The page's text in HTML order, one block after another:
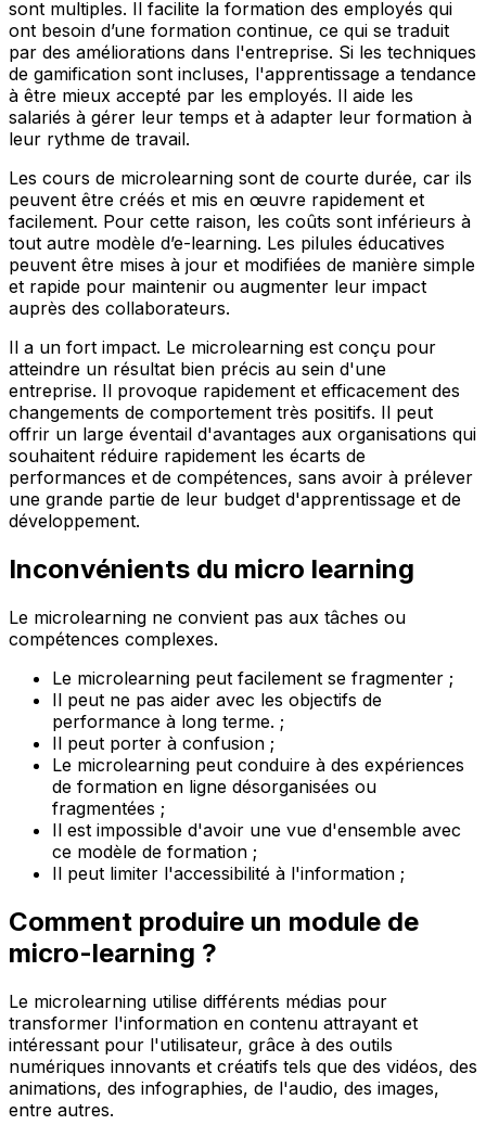
sont multiples. Il facilite la formation des employés qui
ont besoin d’une formation continue, ce qui se traduit
par des améliorations dans l'entreprise. Si les techniques
de gamification sont incluses, l'apprentissage a tendance
à être mieux accepté par les employés. Il aide les
salariés à gérer leur temps et à adapter leur formation à
leur rythme de travail.
Les cours de microlearning sont de courte durée, car ils
peuvent être créés et mis en œuvre rapidement et
facilement. Pour cette raison, les coûts sont inférieurs à
tout autre modèle d’e-learning. Les pilules éducatives
peuvent être mises à jour et modifiées de manière simple
et rapide pour maintenir ou augmenter leur impact
auprès des collaborateurs.
Il a un fort impact. Le microlearning est conçu pour
atteindre un résultat bien précis au sein d'une
entreprise. Il provoque rapidement et efficacement des
changements de comportement très positifs. Il peut
offrir un large éventail d'avantages aux organisations qui
souhaitent réduire rapidement les écarts de
performances et de compétences, sans avoir à prélever
une grande partie de leur budget d'apprentissage et de
développement.
Inconvénients du micro learning
Le microlearning ne convient pas aux tâches ou
compétences complexes.
Le microlearning peut facilement se fragmenter ;
Il peut ne pas aider avec les objectifs de
performance à long terme. ;
Il peut porter à confusion ;
Le microlearning peut conduire à des expériences
de formation en ligne désorganisées ou
fragmentées ;
Il est impossible d'avoir une vue d'ensemble avec
ce modèle de formation ;
Il peut limiter l'accessibilité à l'information ;
Comment produire un module de
micro-learning ?
Le microlearning utilise différents médias pour
transformer l'information en contenu attrayant et
intéressant pour l'utilisateur, grâce à des outils
numériques innovants et créatifs tels que des vidéos, des
animations, des infographies, de l'audio, des images,
entre autres.